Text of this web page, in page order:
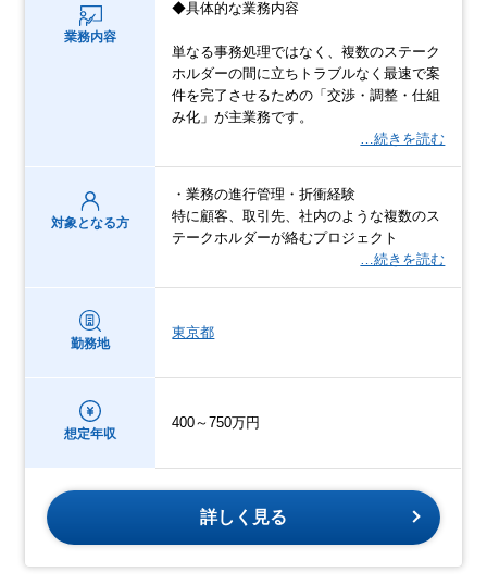
業務内容
◆具体的な業務内容
単なる事務処理ではなく、複数のステーク
ホルダーの間に立ちトラブルなく最速で案
件を完了させるための「交渉・調整・仕組
み化」が主業務です。
…続きを読む
対象となる方
・業務の進行管理・折衝経験
特に顧客、取引先、社内のような複数のス
テークホルダーが絡むプロジェクト
…続きを読む
勤務地
東京都
想定年収
400～750万円
詳しく見る